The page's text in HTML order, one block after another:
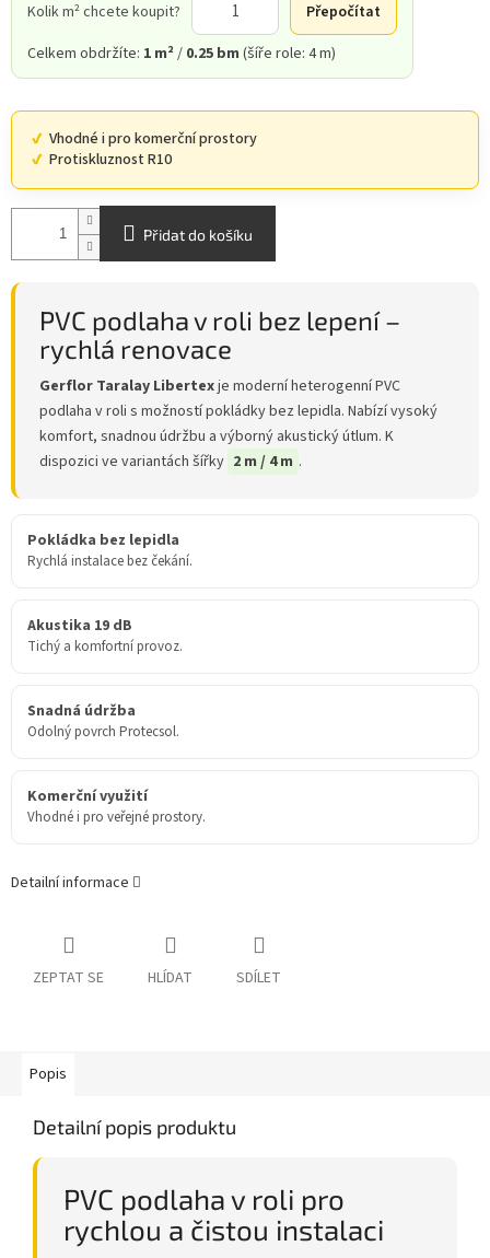
Kolik m² chcete koupit?
Přepočítat
Celkem obdržíte: 1 m²/ 0.25 bm (šíře role: 4 m)
Vhodné i pro komerční prostory
Protiskluznost R10
Přidat do košíku
PVC podlaha v roli bez lepení –
rychlá renovace
Gerflor Taralay Libertexje moderní heterogenní PVC
podlaha v roli s možností pokládky bez lepidla. Nabízí vysoký
komfort, snadnou údržbu a výborný akustický útlum. K
dispozici ve variantách šířky 2 m / 4 m .
Pokládka bez lepidla
Rychlá instalace bez čekání.
Akustika 19 dB
Tichý a komfortní provoz.
Snadná údržba
Odolný povrch Protecsol.
Komerční využití
Vhodné i pro veřejné prostory.
Detailní informace
ZEPTAT SE HLÍDAT SDÍLET
Popis
Detailní popis produktu
PVC podlaha v roli pro
rychlou a čistou instalaci